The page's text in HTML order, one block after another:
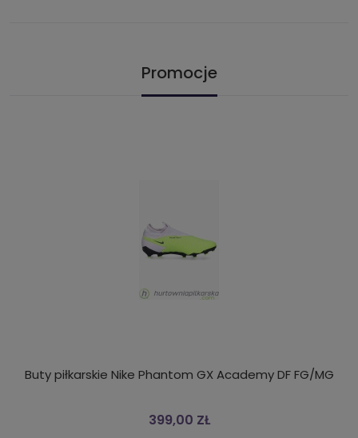
Promocje
Buty piłkarskie Nike Phantom GX Academy DF FG/MG
399,00 ZŁ